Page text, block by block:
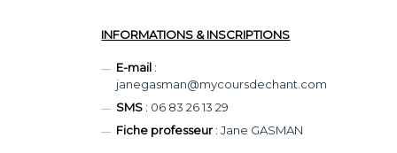
INFORMATIONS & INSCRIPTIONS
E-mail :
janegasman@mycoursdechant.com
SMS : 06 83 26 13 29
Fiche professeur :Jane GASMAN